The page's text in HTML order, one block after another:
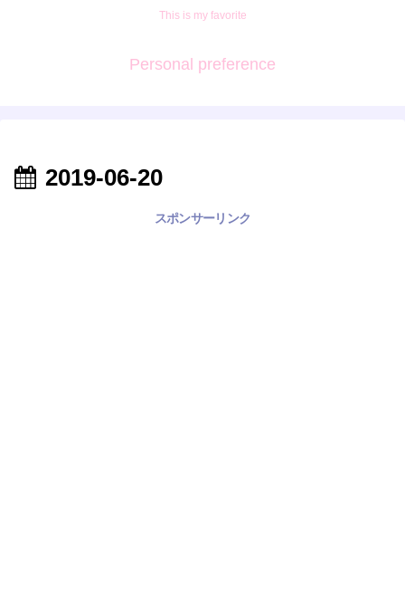
This is my favorite
Personal preference
2019-06-20
スポンサーリンク